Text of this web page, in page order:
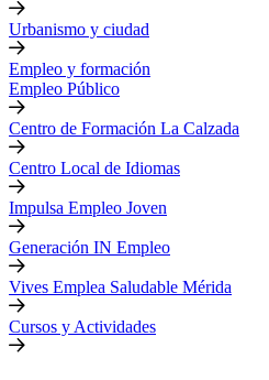
Urbanismo y ciudad
Empleo y formación
Empleo Público
Centro de Formación La Calzada
Centro Local de Idiomas
Impulsa Empleo Joven
Generación IN Empleo
Vives Emplea Saludable Mérida
Cursos y Actividades